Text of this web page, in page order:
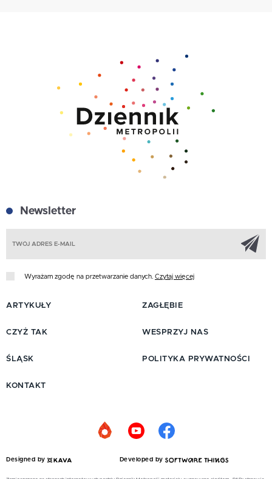
Newsletter
Wyrażam zgodę na przetwarzanie danych. Czytaj więcej
ARTYKUŁY
CZYŻ TAK
ŚLĄSK
ZAGŁĘBIE
WESPRZYJ NAS
POLITYKA PRYWATNOŚCI
KONTAKT
Designed by Developed by